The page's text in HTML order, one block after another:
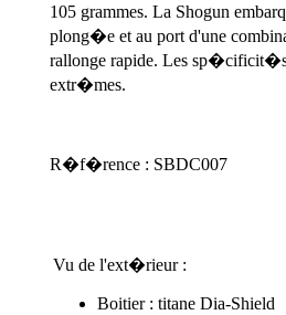
105 grammes. La Shogun
plong�e et au port d'une
rallonge rapide. Les sp�cificit�s
extr�mes.
R�f�rence : SBDC007
Vu de l'ext�rieur :
Boitier : titane Dia-Shield